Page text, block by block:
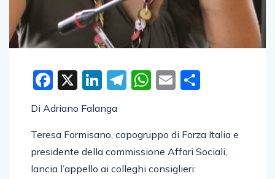
Facebook
X LinkedIn
Telegram
WhatsApp
Email
Di Adriano Falanga
Teresa Formisano, capogruppo di Forza Italia e
presidente della commissione Affari Sociali,
lancia l’appello ai colleghi consiglieri: